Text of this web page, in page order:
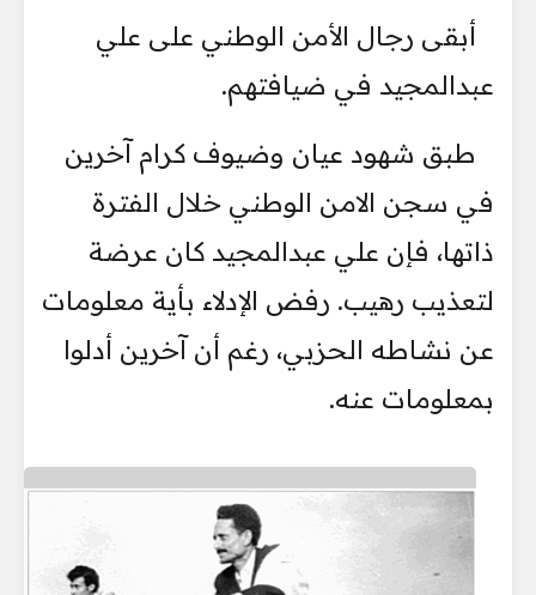
أبقى رجال الأمن الوطني على علي
عبدالمجيد في ضيافتهم.
طبق شهود عيان وضيوف كرام آخرين
في سجن الامن الوطني خلال الفترة
ذاتها، فإن علي عبدالمجيد كان عرضة
لتعذيب رهيب. رفض الإدلاء بأية معلومات
عن نشاطه الحزبي، رغم أن آخرين أدلوا
بمعلومات عنه.